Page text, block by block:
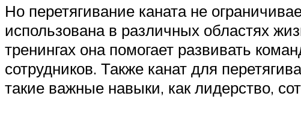
Но перетягивание каната не
использована в различных областях
тренингах она помогает развивать
сотрудников. Также канат для
такие важные навыки, как лидерство,